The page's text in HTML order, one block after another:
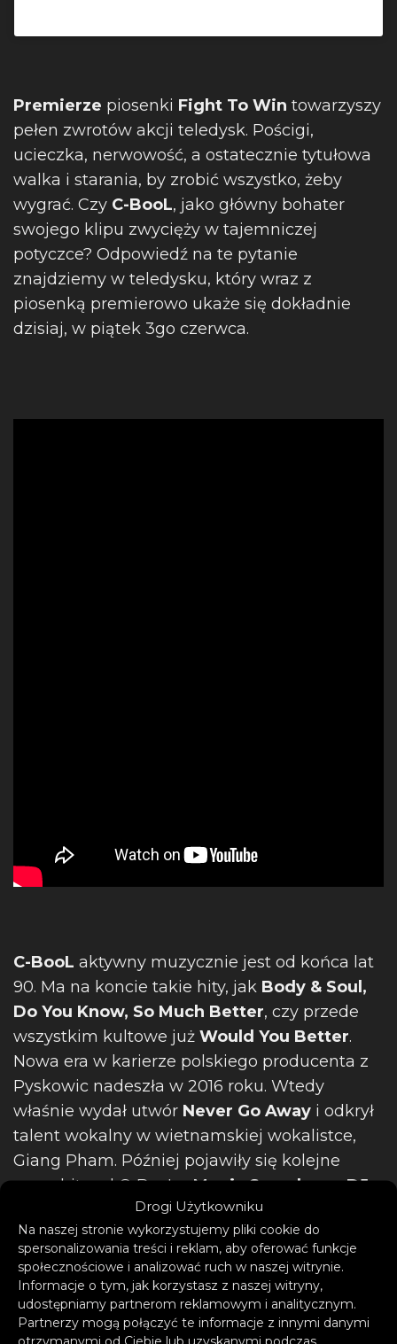
Drogi Użytkowniku
Na naszej stronie wykorzystujemy pliki cookie do
spersonalizowania treści i reklam, aby oferować funkcje
społecznościowe i analizować ruch w naszej witrynie.
Informacje o tym, jak korzystasz z naszej witryny,
udostępniamy partnerom reklamowym i analitycznym.
Partnerzy mogą połączyć te informacje z innymi danymi
Premierze piosenki Fight To Win towarzyszy
pełen zwrotów akcji teledysk. Pościgi,
ucieczka, nerwowość, a ostatecznie tytułowa
walka i starania, by zrobić wszystko, żeby
wygrać. Czy C-BooL, jako główny bohater
swojego klipu zwycięży w tajemniczej
potyczce? Odpowiedź na te pytanie
znajdziemy w teledysku, który wraz z
piosenką premierowo ukaże się dokładnie
dzisiaj, w piątek 3go czerwca.
C-BooL aktywny muzycznie jest od końca lat
90. Ma na koncie takie hity, jak Body & Soul,
Do You Know, So Much Better, czy przede
wszystkim kultowe już Would You Better.
Nowa era w karierze polskiego producenta z
Pyskowic nadeszła w 2016 roku. Wtedy
właśnie wydał utwór Never Go Away i odkrył
talent wokalny w wietnamskiej wokalistce,
Giang Pham. Później pojawiły się kolejne
megahity od C-BooLa:Magic Symphony, DJ
Is Your Second Name, czyLa La Love